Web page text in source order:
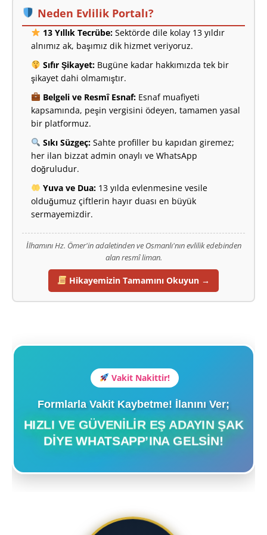
Neden Evlilik Portalı?
13 Yıllık Tecrübe:Sektörde dile kolay 13 yıldır
alnımız ak, başımız dik hizmet veriyoruz.
Sıfır Şikayet:Bugüne kadar hakkımızda tek bir
şikayet dahi olmamıştır.
Belgeli ve Resmî Esnaf:Esnaf muafiyeti
kapsamında, peşin vergisini ödeyen, tamamen yasal
bir platformuz.
Sıkı Süzgeç:Sahte profiller bu kapıdan giremez;
her ilan bizzat admin onaylı ve WhatsApp
doğruludur.
Yuva ve Dua:13 yılda evlenmesine vesile
olduğumuz çiftlerin hayır duası en büyük
sermayemizdir.
İlhamını Hz. Ömer'in adaletinden ve Osmanlı'nın evlilik edebinden
alan resmî liman.
Hikayemizin Tamamını Okuyun →
Vakit Nakittir!
Formlarla Vakit Kaybetme! İlanını Ver;
HIZLI VE GÜVENILIR EŞ ADAYIN ŞAK
DIYE WHATSAPP’INA GELSIN!